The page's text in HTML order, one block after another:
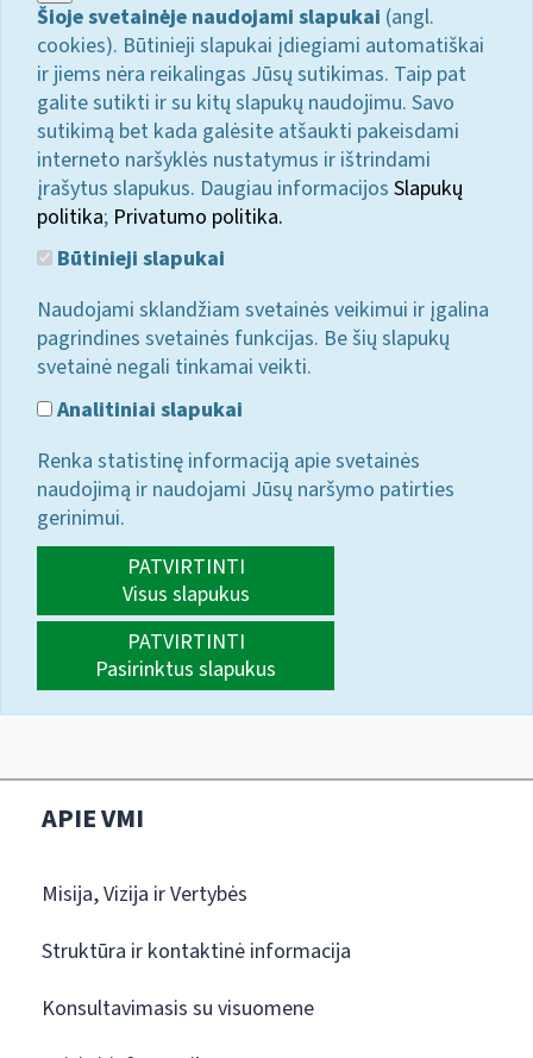
Šioje svetainėje naudojami slapukai (angl.
cookies). Būtinieji slapukai įdiegiami automatiškai
ir jiems nėra reikalingas Jūsų sutikimas. Taip pat
galite sutikti ir su kitų slapukų naudojimu. Savo
sutikimą bet kada galėsite atšaukti pakeisdami
interneto naršyklės nustatymus ir ištrindami
įrašytus slapukus. Daugiau informacijos Slapukų
politika; Privatumo politika.
Būtinieji slapukai
Naudojami sklandžiam svetainės veikimui ir įgalina
pagrindines svetainės funkcijas. Be šių slapukų
svetainė negali tinkamai veikti.
Analitiniai slapukai
Renka statistinę informaciją apie svetainės
naudojimą ir naudojami Jūsų naršymo patirties
gerinimui.
PATVIRTINTI
Visus slapukus
PATVIRTINTI
Pasirinktus slapukus
APIE VMI
Misija, Vizija ir Vertybės
Struktūra ir kontaktinė informacija
Konsultavimasis su visuomene